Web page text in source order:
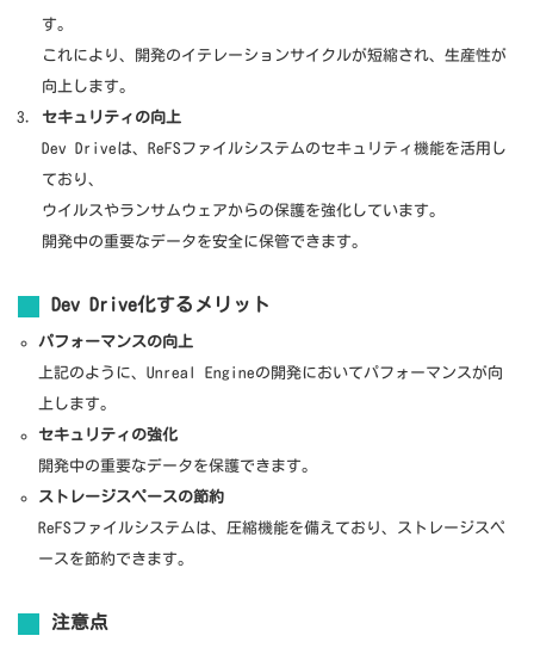
す。
これにより、開発のイテレーションサイクルが短縮され、生産性が
向上します。
セキュリティの向上
Dev Driveは、ReFSファイルシステムのセキュリティ機能を活用し
ており、
ウイルスやランサムウェアからの保護を強化しています。
開発中の重要なデータを安全に保管できます。
Dev Drive化するメリット
パフォーマンスの向上
上記のように、Unreal Engineの開発においてパフォーマンスが向
上します。
セキュリティの強化
開発中の重要なデータを保護できます。
ストレージスペースの節約
ReFSファイルシステムは、圧縮機能を備えており、ストレージスペ
ースを節約できます。
注意点